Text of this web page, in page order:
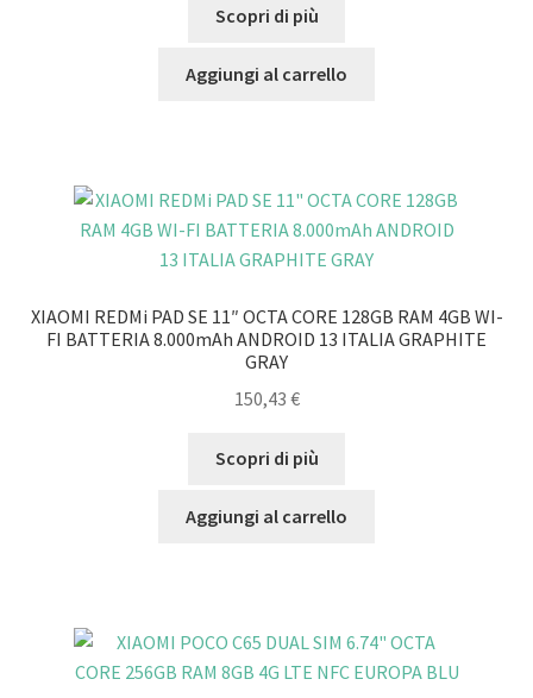
Scopri di più
Aggiungi al carrello
XIAOMI REDMi PAD SE 11″ OCTA CORE 128GB RAM 4GB WI-
FI BATTERIA 8.000mAh ANDROID 13 ITALIA GRAPHITE
GRAY
150,43 €
Scopri di più
Aggiungi al carrello